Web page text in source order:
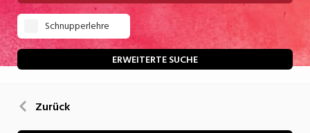
Gesundheit/Pflege/Soziales
Handwerk/Technik
Kultur
Schnupperlehre
ERWEITERTE SUCHE
Zurück